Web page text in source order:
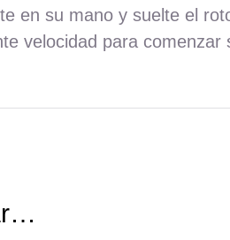
en su mano y suelte el
velocidad para comenzar